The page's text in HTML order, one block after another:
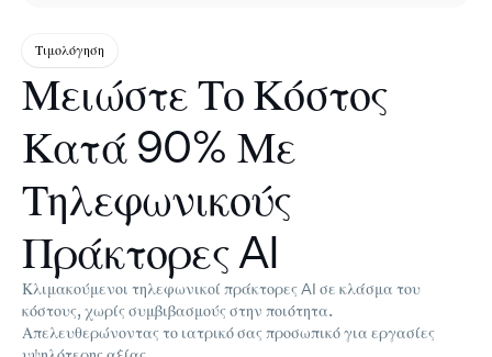
Τιμολόγηση
Μειώστε Το Κόστος
Κατά 90% Με
Τηλεφωνικούς
Πράκτορες AI
Κλιμακούμενοι τηλεφωνικοί πράκτορες AI σε κλάσμα του
κόστους, χωρίς συμβιβασμούς στην ποιότητα.
Απελευθερώνοντας το ιατρικό σας προσωπικό για εργασίες